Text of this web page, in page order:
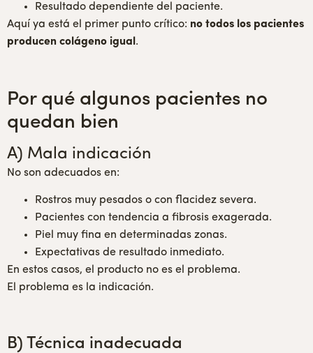
Resultado dependiente del paciente.
Aquí ya está el primer punto crítico: no todos los pacientes
producen colágeno igual .
Por qué algunos pacientes no
quedan bien
A) Mala indicación
No son adecuados en:
Rostros muy pesados o con flacidez severa.
Pacientes con tendencia a fibrosis exagerada.
Piel muy fina en determinadas zonas.
Expectativas de resultado inmediato.
En estos casos, el producto no es el problema.
El problema es la indicación.
B) Técnica inadecuada